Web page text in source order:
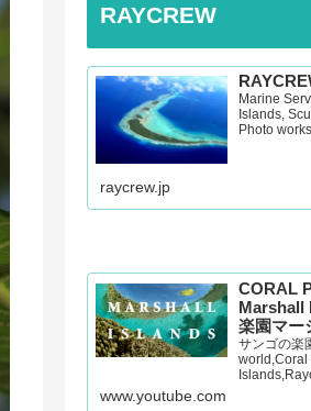
RAYCREW
Marine
Islands,
Photo
raycrew.jp
CORAL
Marshall
楽園マー
サンゴの楽
world,Coral
www.youtube.com